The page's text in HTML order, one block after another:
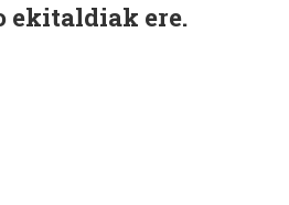
ekitaldiak ere.